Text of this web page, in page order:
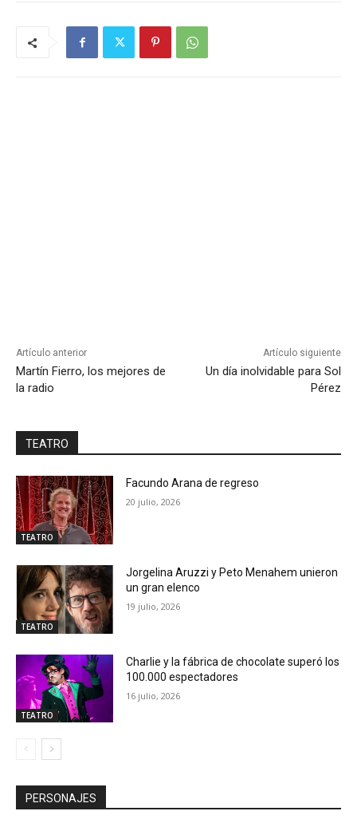
Artículo anterior
Martín Fierro, los mejores de
la radio
Artículo siguiente
Un día inolvidable para Sol
Pérez
TEATRO
TEATRO
Facundo Arana de regreso
20 julio, 2026
TEATRO
Jorgelina Aruzzi y Peto Menahem unieron
un gran elenco
19 julio, 2026
TEATRO
Charlie y la fábrica de chocolate superó los
100.000 espectadores
16 julio, 2026
PERSONAJES